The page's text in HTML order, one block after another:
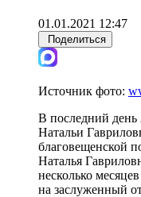
01.01.2021 12:47
Поделиться
Источник фото:
В последний день
Натальи
благовещенской
Наталья
несколько
на заслуженный